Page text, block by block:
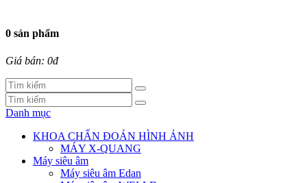
0 sản phẩm
Giá bán: 0đ
Danh mục
KHOA CHẨN ĐOÁN HÌNH ẢNH
MÁY X-QUANG
Máy siêu âm
Máy siêu âm Edan